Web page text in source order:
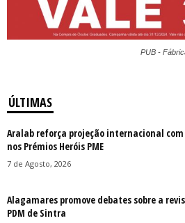
PUB -
ÚLTIMAS
Aralab reforça projeção internacional
nos Prémios Heróis PME
7 de Agosto, 2026
Alagamares promove debates sobre a
PDM de Sintra